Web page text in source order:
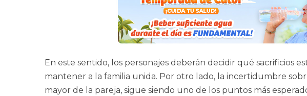
En este sentido, los personajes deberán decidir qué sacrificios
mantener a la familia unida. Por otro lado, la incertidumbre
mayor de la pareja, sigue siendo uno de los puntos más